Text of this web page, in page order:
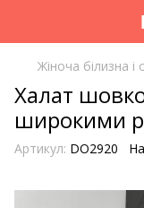
Жіноча білизна
Халат
широкими
Артикул: DO2920